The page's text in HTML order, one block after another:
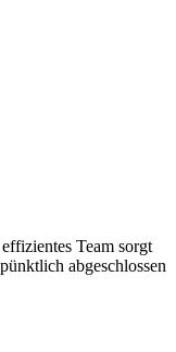
Team sorgt
abgeschlossen